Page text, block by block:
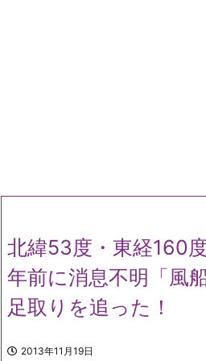
北緯53度・東経160
年前に消息不明「風
足取りを追った！
2013年11月19日